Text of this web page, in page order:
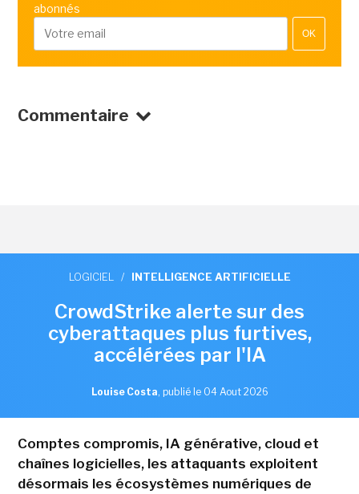
abonnés
OK
Commentaire
LOGICIEL / INTELLIGENCE ARTIFICIELLE
CrowdStrike alerte sur des
cyberattaques plus furtives,
accélérées par l'IA
Louise Costa, publié le 04 Aout 2026
Comptes compromis, IA générative, cloud et
chaînes logicielles, les attaquants exploitent
désormais les écosystèmes numériques de